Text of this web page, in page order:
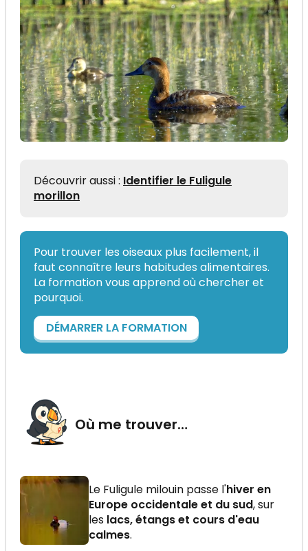
Découvrir aussi : Identifier le Fuligule
morillon
Pour trouver les oiseaux plus facilement, il
faut connaître leurs habitudes alimentaires.
La formation vous apprend où chercher et
pourquoi.
DÉMARRER LA FORMATION
Où me trouver…
Le Fuligule milouin passe l'hiver en
Europe occidentale et du sud, sur
les lacs, étangs et cours d'eau
calmes.